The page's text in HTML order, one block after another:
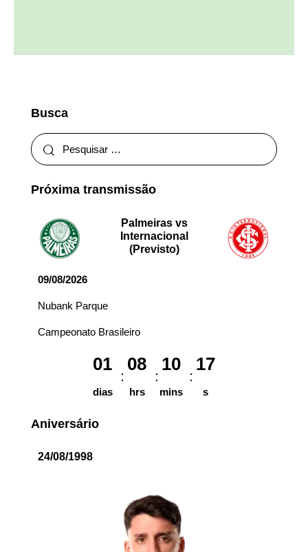
Busca
Próxima transmissão
Palmeiras vs
Internacional
(Previsto)
09/08/2026
Nubank Parque
Campeonato Brasileiro
01
dias
08
hrs
10
mins
17
s
Aniversário
24/08/1998